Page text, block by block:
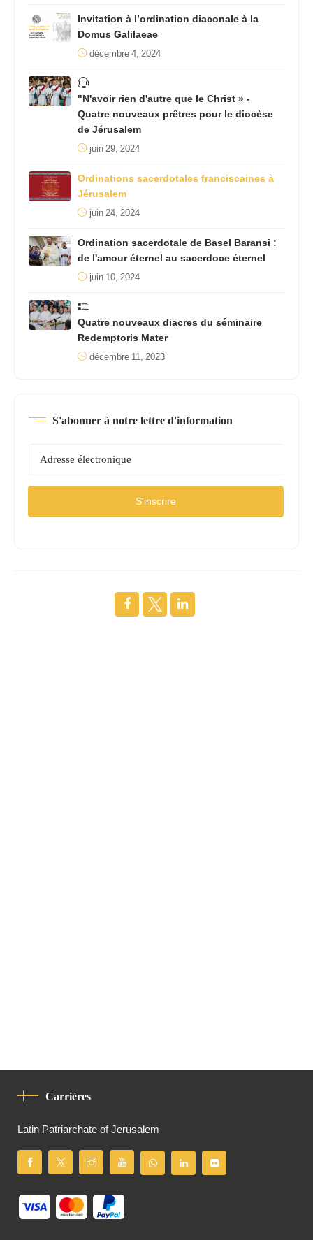
Invitation à l’ordination diaconale à la
Domus Galilaeae
décembre 4, 2024
"N'avoir rien d'autre que le Christ » -
Quatre nouveaux prêtres pour le diocèse
de Jérusalem
juin 29, 2024
Ordinations sacerdotales franciscaines à
Jérusalem
juin 24, 2024
Ordination sacerdotale de Basel Baransi :
de l'amour éternel au sacerdoce éternel
juin 10, 2024
Quatre nouveaux diacres du séminaire
Redemptoris Mater
décembre 11, 2023
S'abonner à notre lettre d'information
S'inscrire
Carrières
Latin Patriarchate of Jerusalem